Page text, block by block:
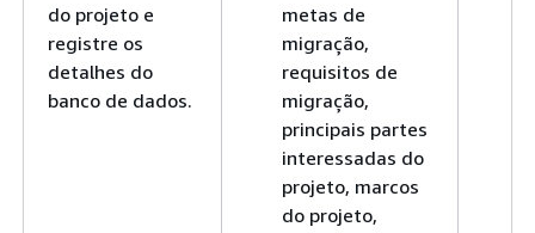
do projeto e
registre os
detalhes do
banco de dados.
metas de
migração,
requisitos de
migração,
principais partes
interessadas do
projeto, marcos
do projeto,